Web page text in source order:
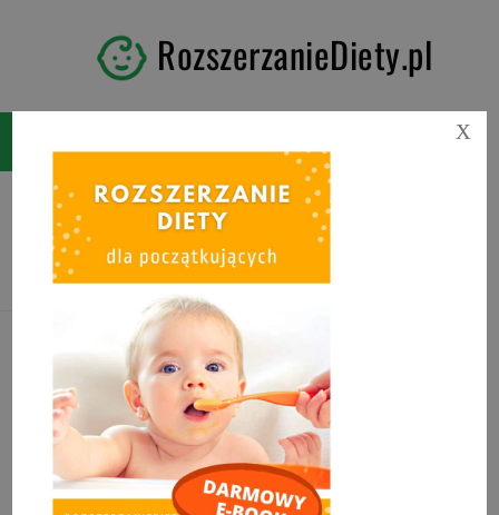
RozszerzanieDiety.pl
Tag:biszkopty jabłkowe
X